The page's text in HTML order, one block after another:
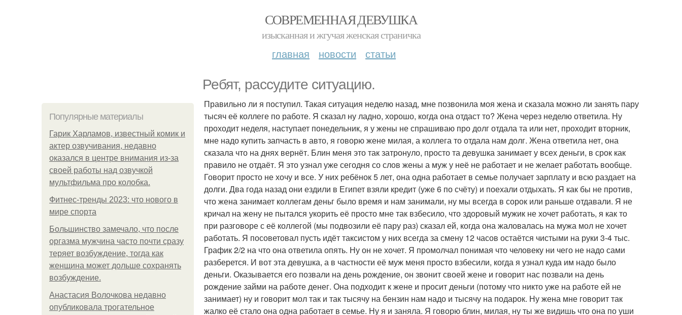
СОВРЕМЕННАЯ ДЕВУШКА
изысканная и жгучая женская страничка
главная новости статьи
Ребят, рассудите ситуацию.
Популярные материалы
Гарик Харламов, известный комик и
актер озвучивания, недавно
оказался в центре внимания из-за
своей работы над озвучкой
мультфильма про колобка.
Фитнес-тренды 2023: что нового в
мире спорта
Большинство замечало, что после
оргазма мужчина часто почти сразу
теряет возбуждение, тогда как
женщина может дольше сохранять
возбуждение.
Анастасия Волочкова недавно
опубликовала трогательное
Правильно ли я поступил. Такая ситуация неделю назад, мне позвонила моя жена и сказала можно ли занять пару
тысяч её коллеге по работе. Я сказал ну ладно, хорошо, когда она отдаст то? Жена через неделю ответила. Ну
проходит неделя, наступает понедельник, я у жены не спрашиваю про долг отдала та или нет, проходит вторник,
мне надо купить запчасть в авто, я говорю жене милая, а коллега то отдала нам долг. Жена ответила нет, она
сказала что на днях вернёт. Блин меня это так затронуло, просто та девушка занимает у всех деньги, в срок как
правило не отдаёт. Я это узнал уже сегодня со слов жены а муж у неё не работает и не желает работать вообще.
Говорит просто не хочу и все. У них ребёнок 5 лет, она одна работает в семье получает зарплату и всю раздает на
долги. Два года назад они ездили в Египет взяли кредит (уже 6 по счёту) и поехали отдыхать. Я как бы не против,
что жена занимает коллегам деньг было время и нам занимали, ну мы всегда в сорок или раньше отдавали. Я не
кричал на жену не пытался укорить её просто мне так взбесило, что здоровый мужик не хочет работать, я как то
при разговоре с её коллегой (мы подвозили её пару раз) сказал ей, когда она жаловалась на мужа мол не хочет
работать. Я посоветовал пусть идёт таксистом у них всегда за смену 12 часов остаётся чистыми на руки 3-4 тыс.
График 2/2 на что она ответила опять. Ну он не хочет. Я промолчал понимая что человеку ни чего не надо сами
разберется. И вот эта девушка, а в частности её муж меня просто взбесили, когда я узнал куда им надо было
деньги. Оказывается его позвали на день рождение, он звонит своей жене и говорит нас позвали на день
рождение займи на работе денег. Она подходит к жене и просит деньги (потому что никто уже на работе ей не
занимает) ну и говорит мол так и так тысячу на бензин нам надо и тысячу на подарок. Ну жена мне говорит так
жалко её стало она одна работает в семье. Ну я и заняла. Я говорю блин, милая, ну ты же видишь что она по уши